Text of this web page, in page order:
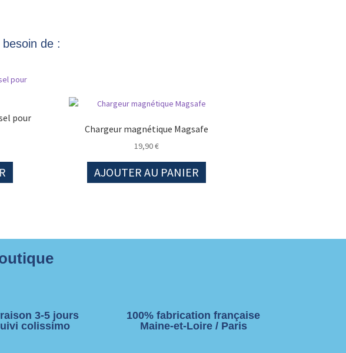
de :
pour
Chargeur magnétique Magsafe
19,90€
AJOUTER AU PANIER
3-5 jours
colissimo
100% fabrication française
Maine-et-Loire / Paris